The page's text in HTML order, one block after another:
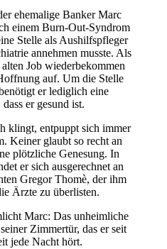
ehemalige Banker Marc
einem Burn-Out-Syndrom
Stelle als Aushilfspfleger
annehmen musste. Als
Job wiederbekommen
auf. Um die Stelle
er lediglich eine
er gesund ist.
klingt, entpuppt sich immer
Keiner glaubt so recht an
plötzliche Genesung. In
er sich ausgerechnet an
Gregor Thomè, der ihm
Ärzte zu überlisten.
Marc: Das unheimliche
Zimmertür, das er seit
jede Nacht hört.